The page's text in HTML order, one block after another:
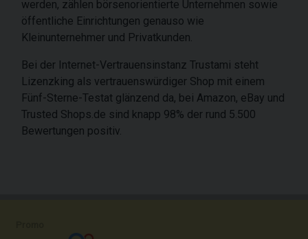
werden, zählen börsenorientierte Unternehmen sowie
öffentliche Einrichtungen genauso wie
Kleinunternehmer und Privatkunden.
Bei der Internet-Vertrauensinstanz Trustami steht
Lizenzking als vertrauenswürdiger Shop mit einem
Fünf-Sterne-Testat glänzend da, bei Amazon, eBay und
Trusted Shops.de sind knapp 98% der rund 5.500
Bewertungen positiv.